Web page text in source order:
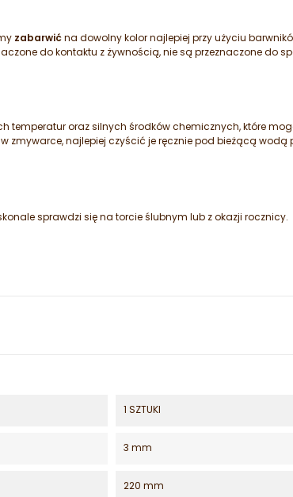
zabarwićna dowolny kolor najlepiej przy użyciu
do kontaktu z żywnością, nie są przeznaczone do
temperatur oraz silnych środków chemicznych, które
zmywarce, najlepiej czyścić je ręcznie pod bieżącą
sprawdzi się na torcie ślubnym lub z okazji rocznicy.
1 SZTUKI
3 mm
220 mm